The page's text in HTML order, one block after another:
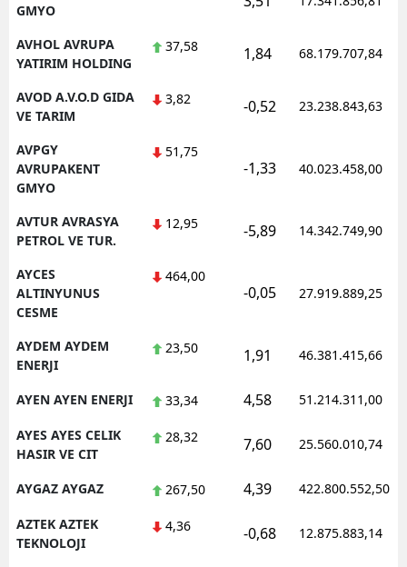
GMYO
AVHOL AVRUPA
YATIRIM HOLDING
37,58 1,84 68.179.707,84
AVOD A.V.O.D GIDA
VE TARIM
3,82 -0,52 23.238.843,63
AVPGY
AVRUPAKENT
GMYO
51,75
-1,33 40.023.458,00
AVTUR AVRASYA
PETROL VE TUR.
12,95 -5,89 14.342.749,90
AYCES
ALTINYUNUS
CESME
464,00
-0,05 27.919.889,25
AYDEM AYDEM
ENERJI
23,50 1,91 46.381.415,66
AYEN AYEN ENERJI 33,34 4,58 51.214.311,00
AYES AYES CELIK
HASIR VE CIT
28,32 7,60 25.560.010,74
AYGAZ AYGAZ 267,50 4,39 422.800.552,50
AZTEK AZTEK
TEKNOLOJI
4,36 -0,68 12.875.883,14